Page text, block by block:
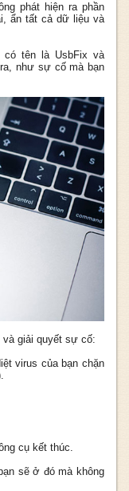
phát hiện ra phần
ẩn tất cả dữ liệu và
có tên là UsbFix và
như sự cố mà bạn
giải quyết sự cố:
virus của bạn chặn
cụ kết thúc.
sẽ ở đó mà không